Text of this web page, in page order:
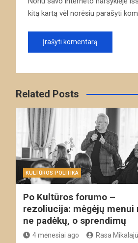
kitą kartą vėl norėsiu parašyti
Related Posts
KULTŪROS POLITIKA
Po Kultūros forumo –
rezoliucija: mėgėjų menui
ne padėkų, o sprendimų
4 mėnesiai ago Rasa